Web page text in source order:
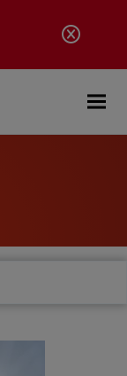
Open